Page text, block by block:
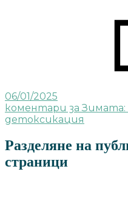
06/01/2025
коментари за Зимата:
детоксикация
Разделяне на
страници